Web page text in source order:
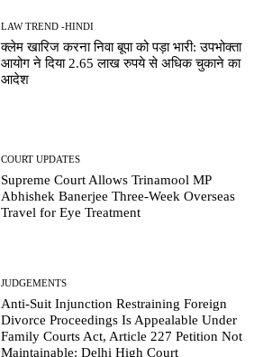
LAW TREND -HINDI
क्लेम खारिज करना निवा बूपा को पड़ा भारी: उपभोक्ता
आयोग ने दिया 2.65 लाख रुपये से अधिक चुकाने का
आदेश
COURT UPDATES
Supreme Court Allows Trinamool MP
Abhishek Banerjee Three-Week Overseas
Travel for Eye Treatment
JUDGEMENTS
Anti-Suit Injunction Restraining Foreign
Divorce Proceedings Is Appealable Under
Family Courts Act, Article 227 Petition Not
Maintainable: Delhi High Court